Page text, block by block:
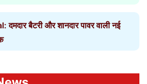
बैटरी और शानदार पावर वाली नई